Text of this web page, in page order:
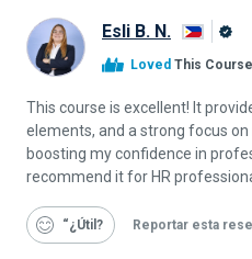
Esli B. N.
Loved This Course
This course is excellent! It
elements, and a strong focus
boosting my confidence in
recommend it for HR
“¿Útil Reportar esta